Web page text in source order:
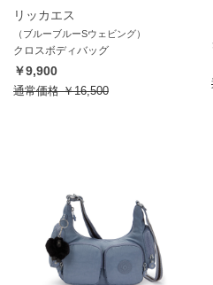
リッカエス
（ブルーブルーSウェビング）
クロスボディバッグ
￥9,900
通常価格￥16,500